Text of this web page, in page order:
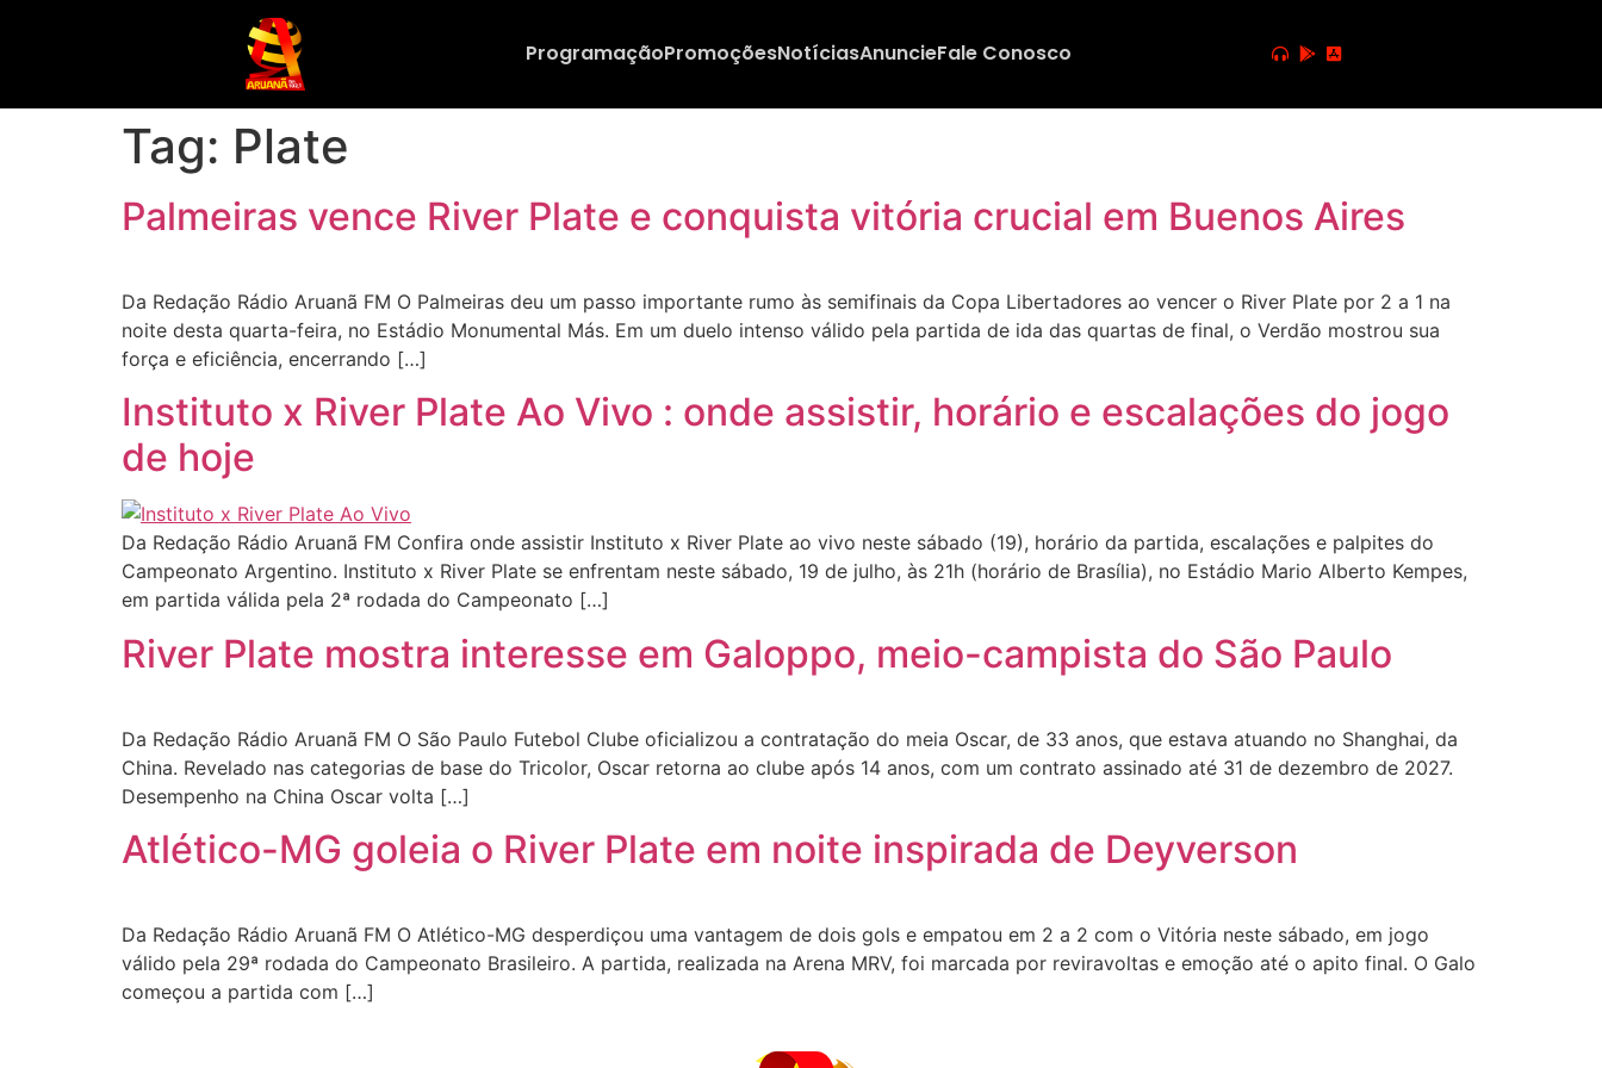
ProgramaçãoPromoçõesNotíciasAnuncieFale Conosco
Tag: Plate
Palmeiras vence River Plate e conquista vitória crucial em Buenos Aires
Da Redação Rádio Aruanã FM O Palmeiras deu um passo importante rumo às semifinais da Copa Libertadores ao vencer o River Plate por 2 a 1 na
noite desta quarta-feira, no Estádio Monumental Más. Em um duelo intenso válido pela partida de ida das quartas de final, o Verdão mostrou sua
força e eficiência, encerrando […]
Instituto x River Plate Ao Vivo : onde assistir, horário e escalações do jogo
de hoje
Da Redação Rádio Aruanã FM Confira onde assistir Instituto x River Plate ao vivo neste sábado (19), horário da partida, escalações e palpites do
Campeonato Argentino. Instituto x River Plate se enfrentam neste sábado, 19 de julho, às 21h (horário de Brasília), no Estádio Mario Alberto Kempes,
em partida válida pela 2ª rodada do Campeonato […]
River Plate mostra interesse em Galoppo, meio-campista do São Paulo
Da Redação Rádio Aruanã FM O São Paulo Futebol Clube oficializou a contratação do meia Oscar, de 33 anos, que estava atuando no Shanghai, da
China. Revelado nas categorias de base do Tricolor, Oscar retorna ao clube após 14 anos, com um contrato assinado até 31 de dezembro de 2027.
Desempenho na China Oscar volta […]
Atlético-MG goleia o River Plate em noite inspirada de Deyverson
Da Redação Rádio Aruanã FM O Atlético-MG desperdiçou uma vantagem de dois gols e empatou em 2 a 2 com o Vitória neste sábado, em jogo
válido pela 29ª rodada do Campeonato Brasileiro. A partida, realizada na Arena MRV, foi marcada por reviravoltas e emoção até o apito final. O Galo
começou a partida com […]